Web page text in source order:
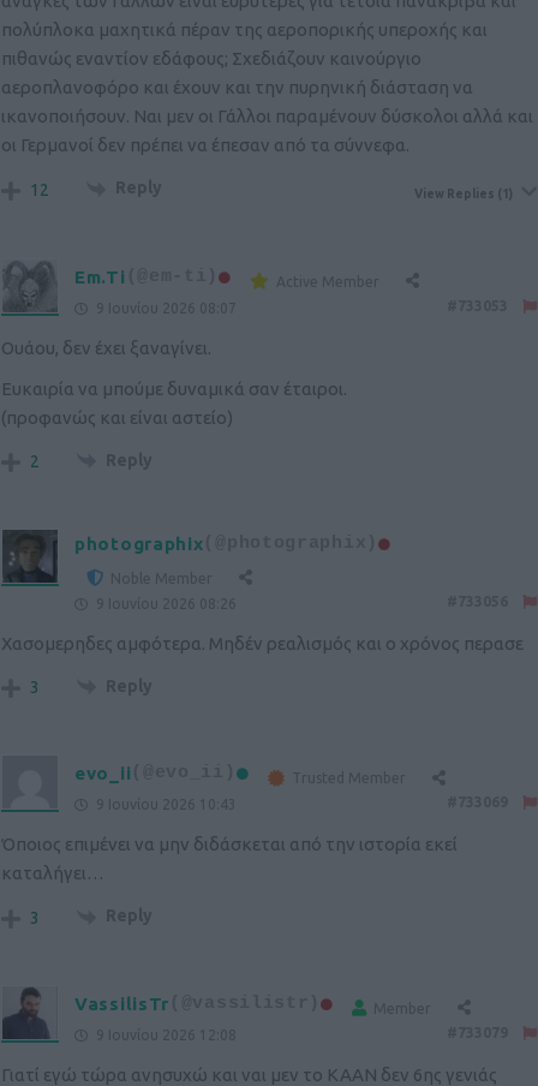
πολύπλοκα μαχητικά πέραν της αεροπορικής υπεροχής και
πιθανώς εναντίον εδάφους; Σχεδιάζουν καινούργιο
αεροπλανοφόρο και έχουν και την πυρηνική διάσταση να
ικανοποιήσουν. Ναι μεν οι Γάλλοι παραμένουν δύσκολοι αλλά και
οι Γερμανοί δεν πρέπει να έπεσαν από τα σύννεφα.
12 Reply View Replies (1)
Em.Ti (@em-ti)
Active Member
9 Ιουνίου 2026 08:07
Ουάου, δεν έχει ξαναγίνει.
Ευκαιρία να μπούμε δυναμικά σαν έταιροι.
(προφανώς και είναι αστείο)
2 Reply
photographix
Noble Member
9 Ιουνίου 2026 08:26
Χασομερηδες αμφότερα. Μηδέν ρεαλισμός και ο χρόνος περασε
3 Reply
evo_ii
Trusted Member
9 Ιουνίου 2026 10:43
Όποιος επιμένει να μην διδάσκεται από την ιστορία εκεί
καταλήγει…
3 Reply
VassilisTr (@vassilistr)
Member
9 Ιουνίου 2026 12:08
Γιατί εγώ τώρα ανησυχώ και ναι μεν το KAAN δεν 6ης γενιάς